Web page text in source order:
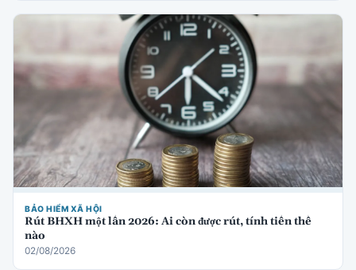
BẢO HIỂM XÃ HỘI
Rút BHXH một lần 2026: Ai còn được rút, tính tiền thế
nào
02/08/2026